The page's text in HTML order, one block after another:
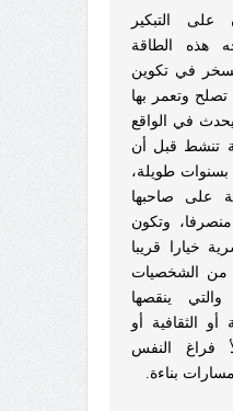
على التبكير
هذه الطاقة
في تكوين
وتعمر بها
يحدث في الواقع
تنشط قبل أن
بسنوات طويلة،
على صاحبها
وتكون
خيارا قريبا
من الشخصيات
والتي ينقصها
أو الثقافية أو
فراغ النفس
بناءة.